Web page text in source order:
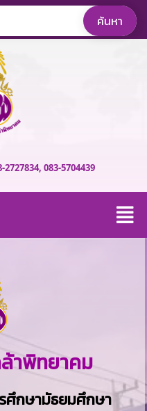
2727834, 083-5704439
ล้าพิทยาคม
ศึกษามัธยมศึกษา